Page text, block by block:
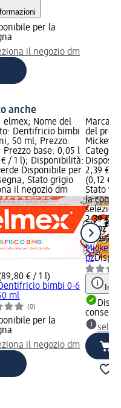
per la
il negozio dm
anche
elmex; Nome del
Dentifricio bimbi
50 ml; Prezzo:
Prezzo base: 0,05 l
/ 1 l); Disponibilità:
Disponibile per
Stato grigio
il negozio dm
€ / 1 l)
bimbi 0-6
ml
(0)
per la
il negozio dm
Marca:
del
Mickey
2,39 €;
(0,12 € /
Stato
la
2,39 €
20 pz
Mickey
pz